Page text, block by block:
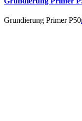
Grundierung Primer P50